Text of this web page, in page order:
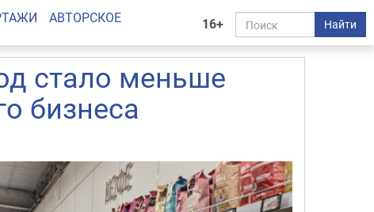
16+ Найти
АВТОРСКОЕ
стало меньше
бизнеса